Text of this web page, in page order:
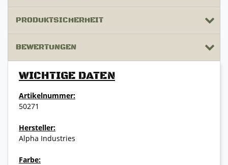
PRODUKTSICHERHEIT
BEWERTUNGEN
WICHTIGE DATEN
Artikelnummer:
50271
Hersteller:
Alpha Industries
Farbe: